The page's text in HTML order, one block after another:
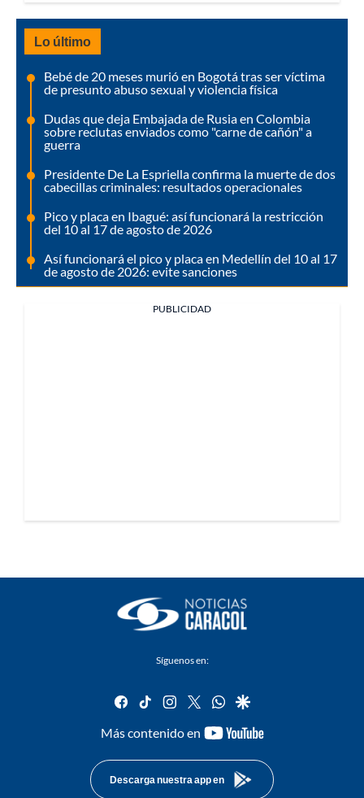
Lo último
Bebé de 20 meses murió en Bogotá tras ser víctima
de presunto abuso sexual y violencia física
Dudas que deja Embajada de Rusia en Colombia
sobre reclutas enviados como "carne de cañón" a
guerra
Presidente De La Espriella confirma la muerte de dos
cabecillas criminales: resultados operacionales
Pico y placa en Ibagué: así funcionará la restricción
del 10 al 17 de agosto de 2026
Así funcionará el pico y placa en Medellín del 10 al 17
de agosto de 2026: evite sanciones
PUBLICIDAD
Síguenos en:
facebook
tiktok instagram
twitterwhatsapp
google
Más contenido en
youtube-
Descarga nuestra app en